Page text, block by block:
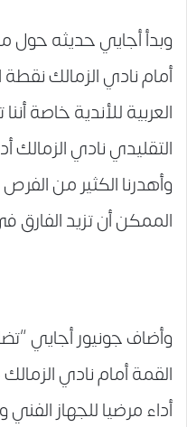
وبدأ أجايي حديثه حول
أمام نادي الزمالك
العربية للأندية خاصة
التقليدي نادي الزمالك
وأهدرنا الكثير من
الممكن أن تزيد الفارق
وأضاف جونيور أجايي
القمة أمام نادي
أداء مرضيا للجهاز